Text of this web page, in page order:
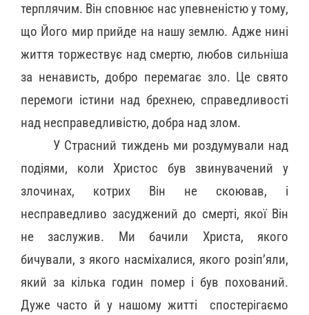
терплячим. Він сповнює нас упевненістю у тому,
що Його мир прийде на нашу землю. Адже нині
життя торжествує над смертю, любов сильніша
за ненависть, добро перемагає зло. Це свято
перемоги істини над брехнею, справедливості
над несправедливістю, добра над злом.
У Страсний тиждень ми роздумували над
подіями, коли Христос був звинувачений у
злочинах, котрих Він не скоював, і
несправедливо засуджений до смерті, якої Він
не заслужив. Ми бачили Христа, якого
бичували, з якого насміхалися, якого розіп’яли,
який за кілька годин помер і був похований.
Дуже часто й у нашому житті спостерігаємо